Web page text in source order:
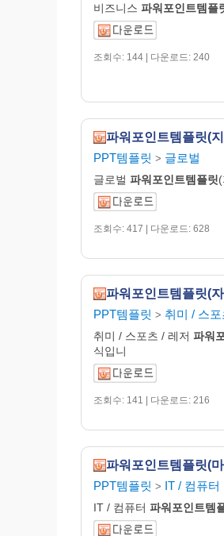
비즈니스 파워포인트템플
조회수: 144 | 다운로드: 240
파워포인트템플릿(
PPT템플릿 > 글로벌
글로벌 파워포인트템플릿
조회수: 417 | 다운로드: 628
파워포인트템플릿(
PPT템플릿 > 취미 / 스
취미 / 스포츠 / 레저 파워
식입니
조회수: 141 | 다운로드: 216
파워포인트템플릿(
PPT템플릿 > IT / 컴퓨터
IT / 컴퓨터 파워포인트템